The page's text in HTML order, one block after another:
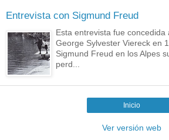
Entrevista con Sigmund Freud
Esta entrevista fue concedida
George Sylvester Viereck en
Sigmund Freud en los Alpes
perd...
Inicio
Ver versión web